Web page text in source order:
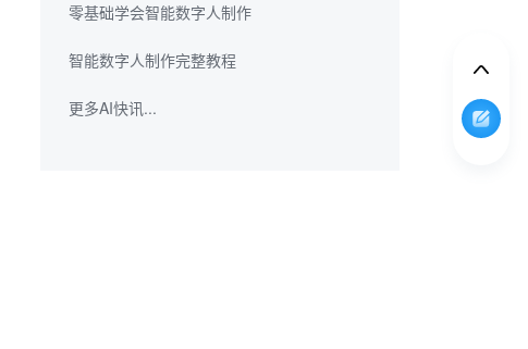
零基础学会智能数字人制作
智能数字人制作完整教程
更多AI快讯...